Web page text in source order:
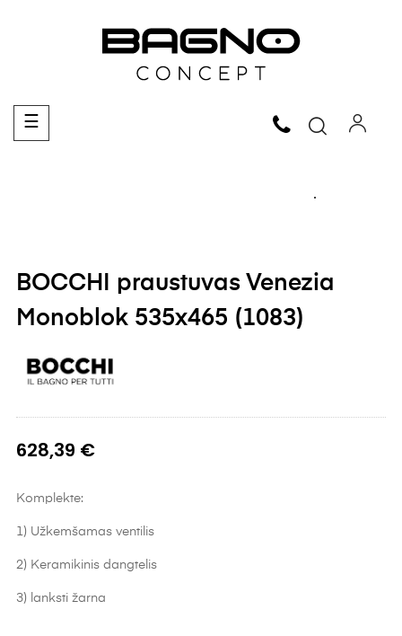
Toggle
navigation
☰
BOCCHI praustuvas Venezia
Monoblok 535x465 (1083)
628,39 €
Komplekte:
1) Užkemšamas ventilis
2) Keramikinis dangtelis
3) lanksti žarna